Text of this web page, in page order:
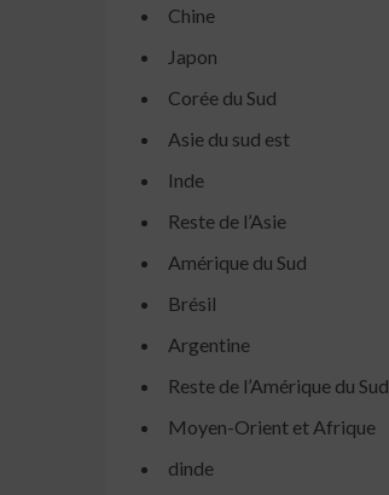
Chine
Japon
Corée du Sud
Asie du sud est
Inde
Reste de l’Asie
Amérique du Sud
Brésil
Argentine
Reste de l’Amérique du Sud
Moyen-Orient et Afrique
dinde